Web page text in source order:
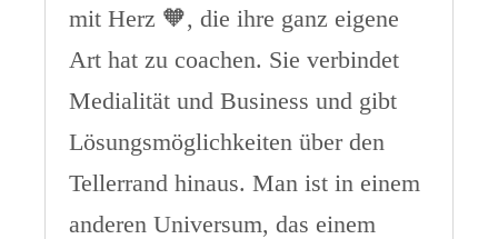
mit Herz 🧡, die ihre ganz eigene
Art hat zu coachen. Sie verbindet
Medialität und Business und gibt
Lösungsmöglichkeiten über den
Tellerrand hinaus. Man ist in einem
anderen Universum, das einem